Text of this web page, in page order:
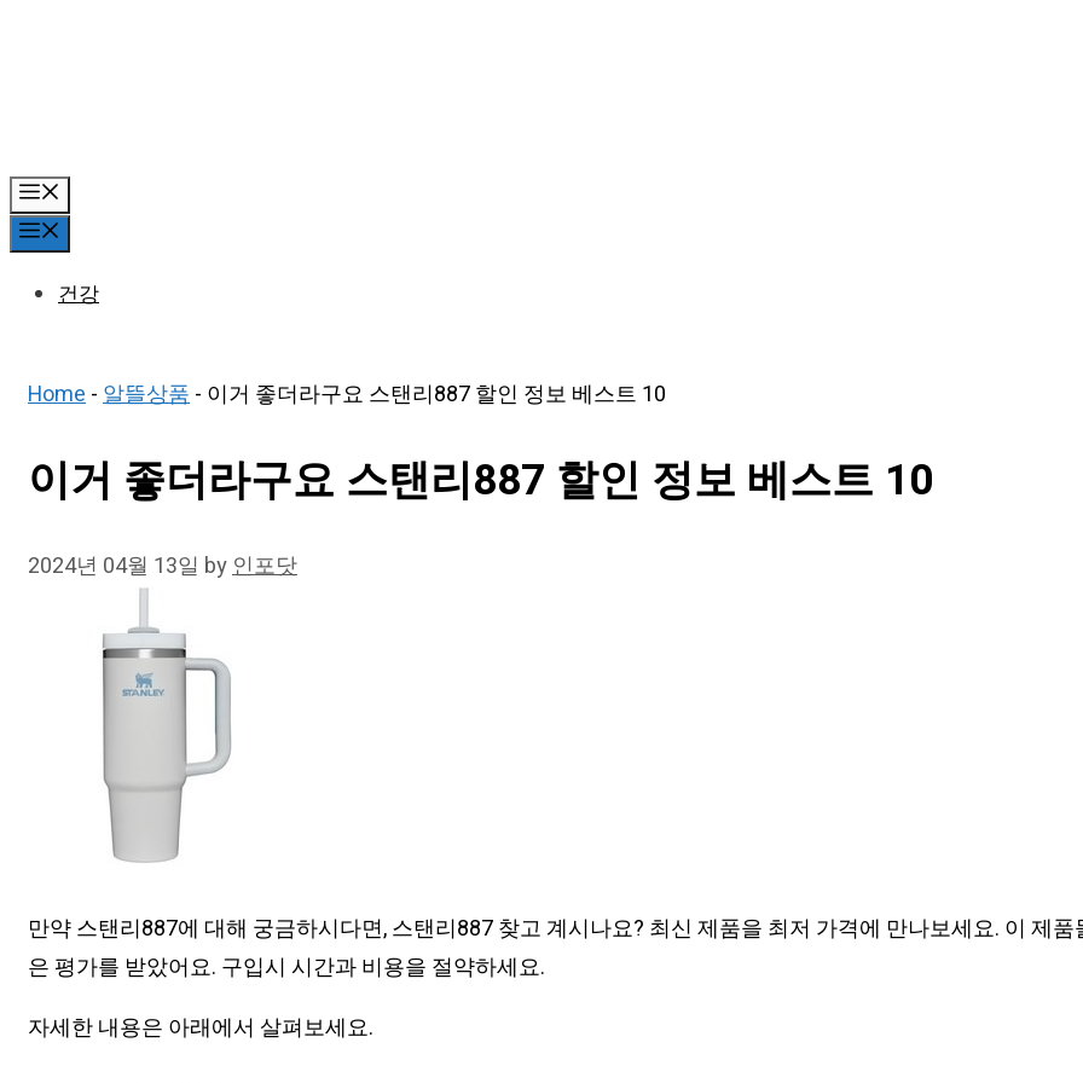
건강
Home-알뜰상품- 이거 좋더라구요 스탠리887 할인 정보 베스트 10
이거 좋더라구요 스탠리887 할인 정보 베스트 10
2024년 04월 13일 by인포닷
만약 스탠리887에 대해 궁금하시다면, 스탠리887 찾고 계시나요? 최신 제품을 최저 가격에 만나보세요. 이 제
은 평가를 받았어요. 구입시 시간과 비용을 절약하세요.
자세한 내용은 아래에서 살펴보세요.